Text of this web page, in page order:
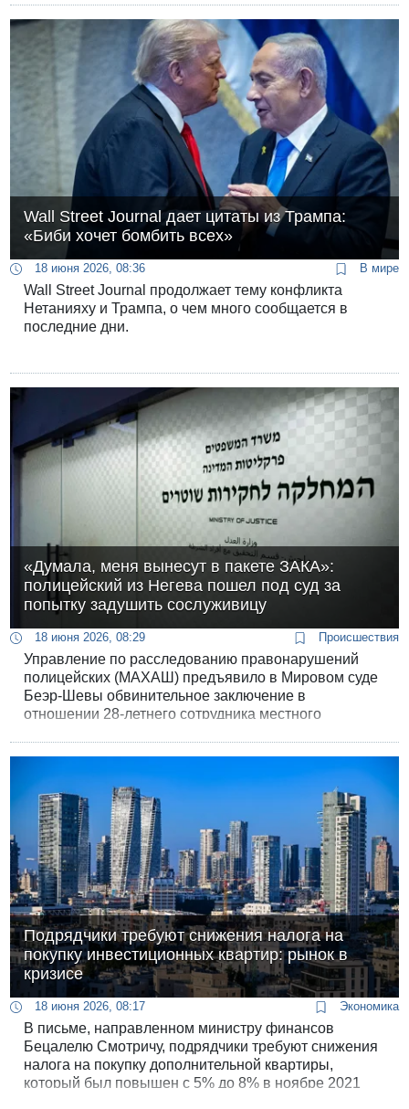
многовековую историю не смог выпустить ни одного
зеленого листа. Эксперты-лесоводы пришли к
печальному выводу: дерево, пережившее смену
исторических эпох, династий и климатических
циклов, угасло под воздействием антропогенного
фактора, став жертвой собственной популярности.
Wall Street Journal дает цитаты из Трампа:
«Биби хочет бомбить всех»
18 июня 2026, 08:36 В мире
Wall Street Journal продолжает тему конфликта
Нетанияху и Трампа, о чем много сообщается в
последние дни.
«Думала, меня вынесут в пакете ЗАКА»:
полицейский из Негева пошел под суд за
попытку задушить сослуживицу
18 июня 2026, 08:29 Происшествия
Управление по расследованию правонарушений
полицейских (МАХАШ) предъявило в Мировом суде
Беэр-Шевы обвинительное заключение в
отношении 28-летнего сотрудника местного
расправой в адрес 24-летней сотрудницы того же
участка, проходящей там срочную службу.
Потерпевшая на протяжении нескольких лет
состояла с обвиняемым в близких отношениях.
Подрядчики требуют снижения налога на
покупку инвестиционных квартир: рынок в
кризисе
18 июня 2026, 08:17 Экономика
В письме, направленном министру финансов
Бецалелю Смотричу, подрядчики требуют снижения
налога на покупку дополнительной квартиры,
который был повышен с 5% до 8% в ноябре 2021